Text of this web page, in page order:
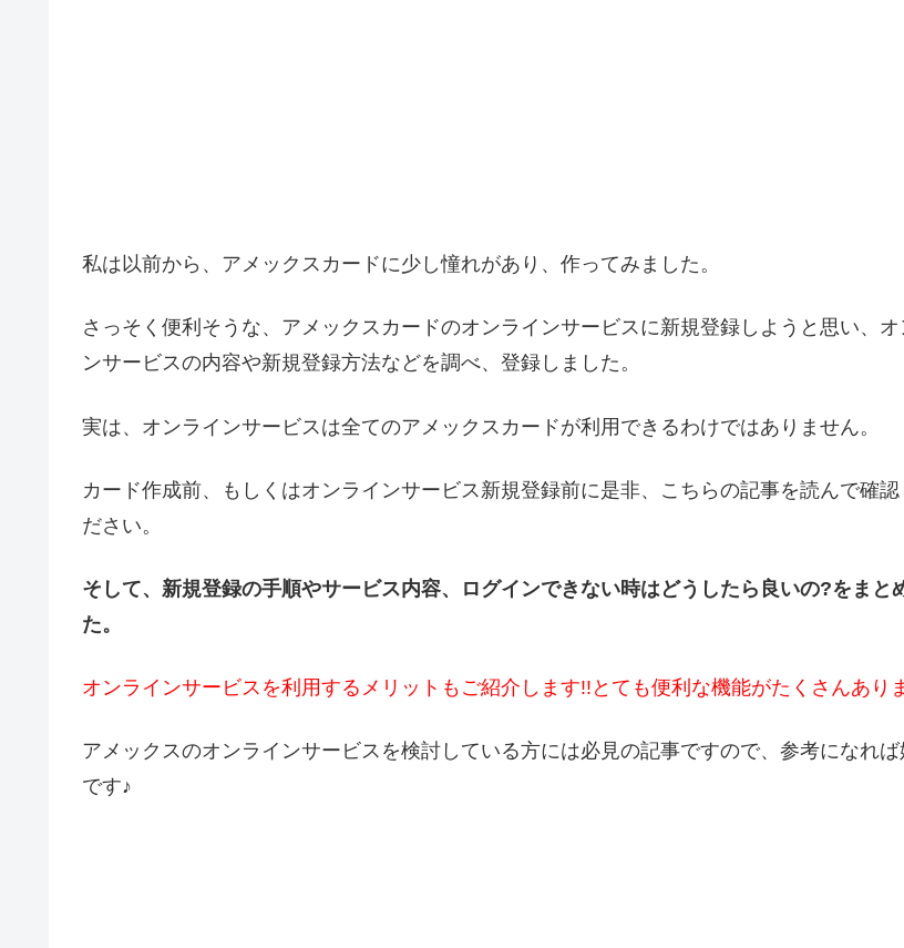
私は以前から、アメックスカードに少し憧れがあり、作ってみました。
さっそく便利そうな、アメックスカードのオンラインサービスに新規登録しようと思い、オ
ンサービスの内容や新規登録方法などを調べ、登録しました。
実は、オンラインサービスは全てのアメックスカードが利用できるわけではありません。
カード作成前、もしくはオンラインサービス新規登録前に是非、こちらの記事を読んで確認
ださい。
そして、新規登録の手順やサービス内容、ログインできない時はどうしたら良いの?を まと
た。
オンラインサービスを利用するメリットもご紹介します!!とても便利な機能がたくさんあり
アメックスのオンラインサービスを検討している方には必見の記事ですので、参考になれば
です♪